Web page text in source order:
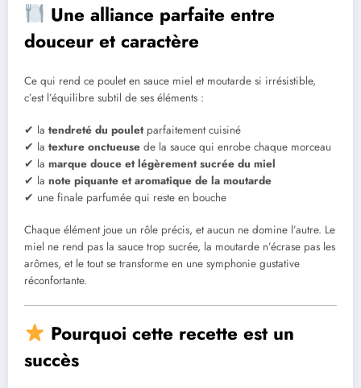
Une alliance parfaite entre
douceur et caractère
Ce qui rend ce poulet en sauce miel et moutarde si irrésistible,
c’est l’équilibre subtil de ses éléments :
✔ la tendreté du pouletparfaitement cuisiné
✔ la texture onctueuse de la sauce qui enrobe chaque morceau
✔ la marque douce et légèrement sucrée du miel
✔ la note piquante et aromatique de la moutarde
✔ une finale parfumée qui reste en bouche
Chaque élément joue un rôle précis, et aucun ne domine l’autre. Le
miel ne rend pas la sauce trop sucrée, la moutarde n’écrase pas les
arômes, et le tout se transforme en une symphonie gustative
réconfortante.
Pourquoi cette recette est un
succès